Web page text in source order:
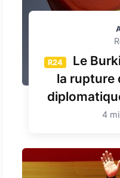
R24
Le
la rupture
4